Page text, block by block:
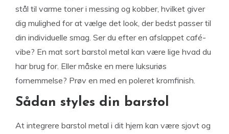
stål til varme toner i messing og kobber, hvilket giver
dig mulighed for at vælge det look, der bedst passer til
din individuelle smag. Ser du efter en afslappet café-
vibe? En mat sort barstol metal kan være lige hvad du
har brug for. Eller måske en mere luksuriøs
fornemmelse? Prøv en med en poleret kromfinish.
Sådan styles din barstol
At integrere barstol metal i dit hjem kan være sjovt og